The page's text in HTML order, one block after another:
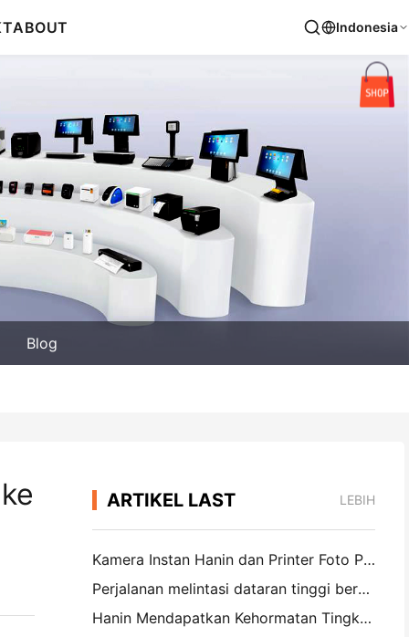
ABOUT Indonesia
Blog
ARTIKEL LAST LEBIH
Kamera Instan Hanin dan Printer Foto Portable Menarik minat yang kuat di IEAE Shenzhen 2026
Perjalanan melintasi dataran tinggi bersalju: Hanin membawa program pendidikan fotografi kepada anak-anak di Qamdo
Hanin Mendapatkan Kehormatan Tingkat Nasional Baru: Dinamai "2026 Made in China · Merek Terpercaya oleh Konsumen"